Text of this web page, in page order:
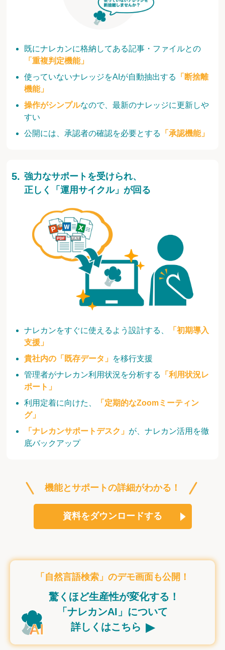
既にナレカンに格納してある記事・ファイルとの
「重複判定機能」
使っていないナレッジをAIが自動抽出する
「断捨離
機能」
操作がシンプルなので、最新のナレッジに更新しや
すい
公開には、承認者の確認を必要とする
「承認機能」
ナレカンをすぐに使えるよう設計する、
「初期導入
支援」
貴社内の「既存データ」 を移行支援
管理者がナレカン利用状況を分析する
「利用状況レ
ポート」
利用定着に向けた、
「定期的なZoomミーティン
グ」
「ナレカンサポートデスク」 が、ナレカン活用を徹
底バックアップ
強力なサポートを受けられ、
正しく「運用サイクル」が回る
機能とサポートの詳細がわかる！
資料をダウンロードする
「自然言語検索」のデモ画面も公開！
驚くほど生産性が変化する！
「ナレカンAI」について
詳しくはこちら ▸